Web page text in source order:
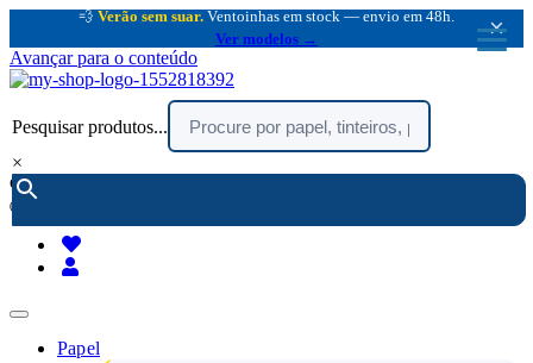
💨 Verão sem suar. Ventoinhas em stock — envio em 48h.
Ver modelos →
×
Avançar para o conteúdo
Pesquisar produtos...
×
encomendar por telefone :
(chamada rede fixa nacional)
Papel